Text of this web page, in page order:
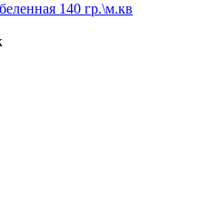
140 гр.\м.кв